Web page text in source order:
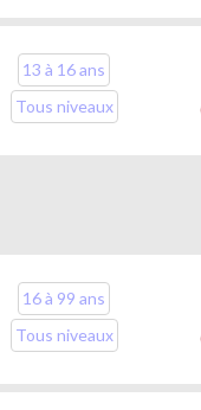
le freestyle
gainage, étirements,
13 à 16 ans
Tous niveaux
16 à 99 ans
Tous niveaux